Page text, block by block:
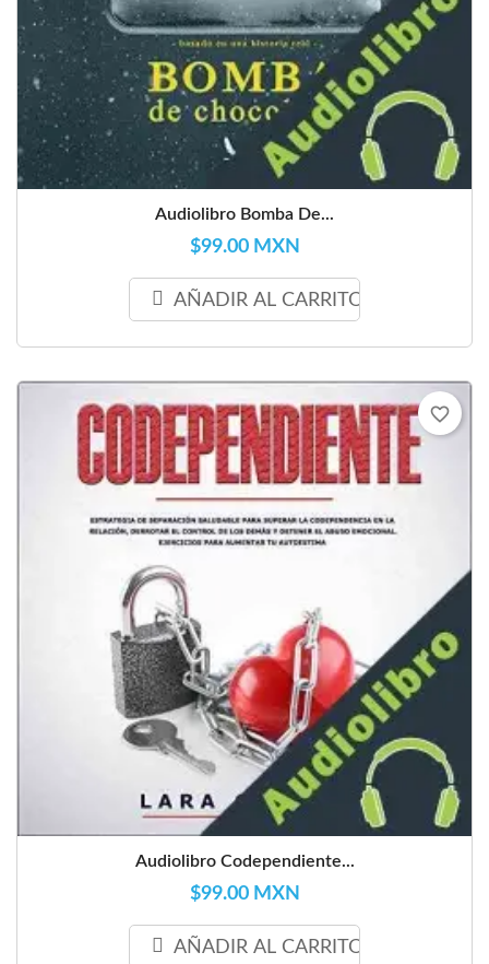
Audiolibro Bomba De...
$99.00 MXN
AÑADIR AL CARRITO
Audiolibro Codependiente...
$99.00 MXN
AÑADIR AL CARRITO
favorite_border